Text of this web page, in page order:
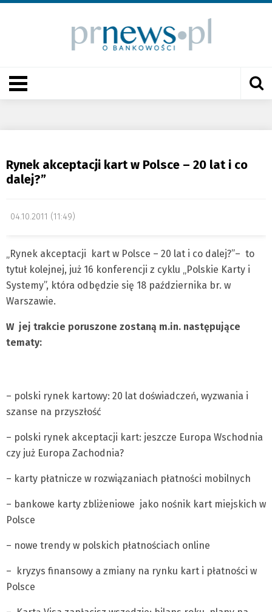
Rynek akceptacji kart w Polsce – 20 lat i co
dalej?”
04.10.2011 (11:49)
„Rynek akceptacji kart w Polsce – 20 lat i co dalej?”– to
tytuł kolejnej, już 16 konferencji z cyklu „Polskie Karty i
Systemy”, która odbędzie się 18 października br. w
Warszawie.
W jej trakcie poruszone zostaną m.in. następujące
tematy:
– polski rynek kartowy: 20 lat doświadczeń, wyzwania i
szanse na przyszłość
– polski rynek akceptacji kart: jeszcze Europa Wschodnia
czy już Europa Zachodnia?
– karty płatnicze w rozwiązaniach płatności mobilnych
– bankowe karty zbliżeniowe jako nośnik kart miejskich w
Polsce
– nowe trendy w polskich płatnościach online
– kryzys finansowy a zmiany na rynku kart i płatności w
Polsce